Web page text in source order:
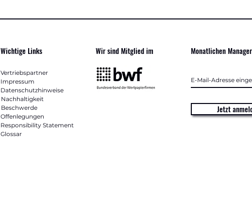
Wichtige Links
Vertriebspartner
Impressum
Datenschutzhinweise
Nachhaltigkeit
Beschwerde
Offenlegungen
Responsibility Statement
Glossar
Wir sind Mitglied im Monatlichen
Jetzt